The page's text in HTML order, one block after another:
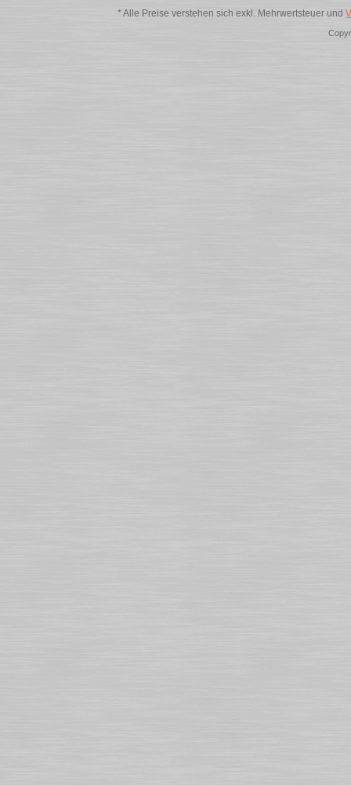
* Alle Preise verstehen sich exkl. Mehrwertsteuer und